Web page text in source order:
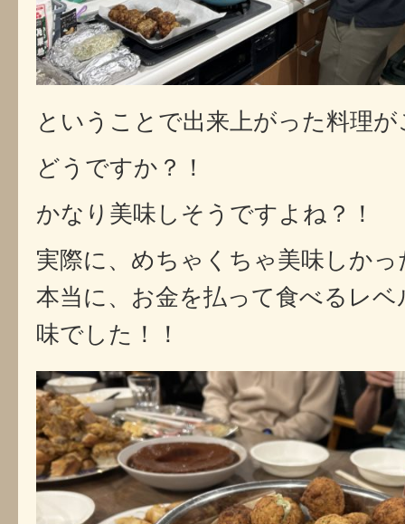
ということで出来上がった料理
どうですか？！
かなり美味しそうですよね？！
実際に、めちゃくちゃ美味しか
本当に、お金を払って食べるレ
味でした！！